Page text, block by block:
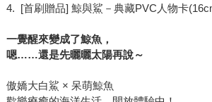
4. [首刷贈品] 鯨與鯊－典藏PVC人物卡
一覺醒來變成了鯨魚，
嗯……還是先曬曬太陽再說～
傲嬌大白鯊 × 呆萌鯨魚